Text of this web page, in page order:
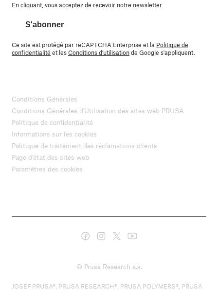
En cliquant, vous acceptez de recevoir notre newsletter.
S'abonner
Ce site est protégé par reCAPTCHA Enterprise et la Politique de
confidentialité et lesConditions d'utilisationde Google s'appliquent.
Conditions Générales
Conditions Générales d'Utilisation des sites web PRUSA
Politique de confidentialité
Informations sur les cookies
Politique de traitement des réclamations clients
Page d'état des sites web
Paramètres des cookies
© Prusa Research a.s.
JOSEF PRUSA®, PRUSA RESEARCH®, PRUSA POLYMERS®, PRUSA